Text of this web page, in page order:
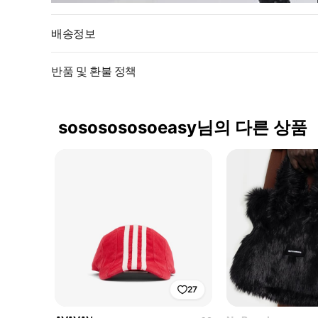
배송정보
반품 및 환불 정책
sososososoeasy님의 다른 상품
27